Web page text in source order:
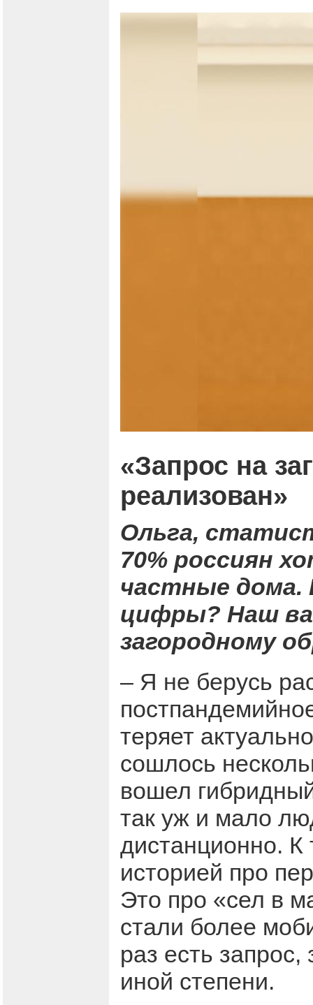
«Запрос на
реализован»
Ольга,
70% россиян
частные
цифры? Наш
загородному
– Я не берусь
теряет
сошлось
вошел
так уж и мало
дистанционно. К
историей про
Это про «сел в
стали более
раз есть
иной степени.